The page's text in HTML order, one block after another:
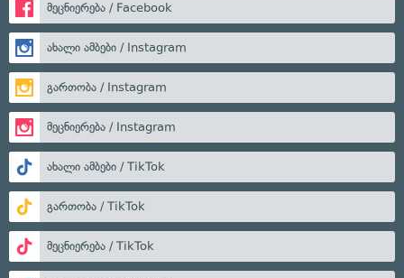
მეცნიერება / Facebook
ახალი ამბები / Instagram
გართობა / Instagram
მეცნიერება / Instagram
ახალი ამბები / TikTok
გართობა / TikTok
მეცნიერება / TikTok